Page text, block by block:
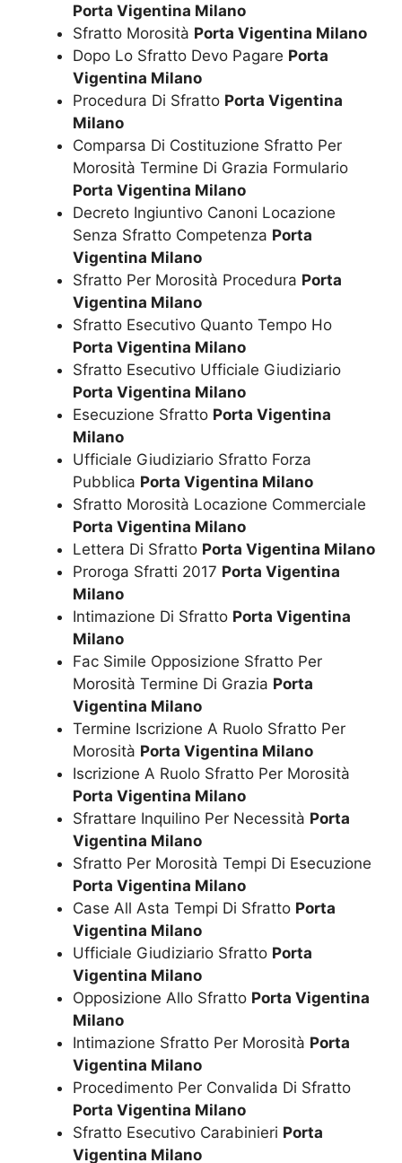
Porta Vigentina Milano
Sfratto Morosità Porta Vigentina Milano
Dopo Lo Sfratto Devo Pagare Porta
Vigentina Milano
Procedura Di Sfratto Porta Vigentina
Milano
Comparsa Di Costituzione Sfratto Per
Morosità Termine Di Grazia Formulario
Porta Vigentina Milano
Decreto Ingiuntivo Canoni Locazione
Senza Sfratto Competenza Porta
Vigentina Milano
Sfratto Per Morosità Procedura Porta
Vigentina Milano
Sfratto Esecutivo Quanto Tempo Ho
Porta Vigentina Milano
Sfratto Esecutivo Ufficiale Giudiziario
Porta Vigentina Milano
Esecuzione Sfratto Porta Vigentina
Milano
Ufficiale Giudiziario Sfratto Forza
Pubblica Porta Vigentina Milano
Sfratto Morosità Locazione Commerciale
Porta Vigentina Milano
Lettera Di Sfratto Porta Vigentina Milano
Proroga Sfratti 2017 Porta Vigentina
Milano
Intimazione Di Sfratto Porta Vigentina
Milano
Fac Simile Opposizione Sfratto Per
Morosità Termine Di Grazia Porta
Vigentina Milano
Termine Iscrizione A Ruolo Sfratto Per
Morosità Porta Vigentina Milano
Iscrizione A Ruolo Sfratto Per Morosità
Porta Vigentina Milano
Sfrattare Inquilino Per Necessità Porta
Vigentina Milano
Sfratto Per Morosità Tempi Di Esecuzione
Porta Vigentina Milano
Case All Asta Tempi Di Sfratto Porta
Vigentina Milano
Ufficiale Giudiziario Sfratto Porta
Vigentina Milano
Opposizione Allo Sfratto Porta Vigentina
Milano
Intimazione Sfratto Per Morosità Porta
Vigentina Milano
Procedimento Per Convalida Di Sfratto
Porta Vigentina Milano
Sfratto Esecutivo Carabinieri Porta
Vigentina Milano